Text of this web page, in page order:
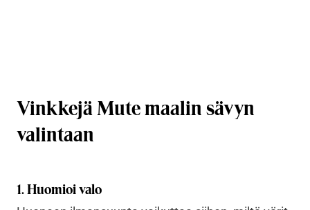
Vinkkejä Mute maalin sävyn
valintaan
1. Huomioi valo